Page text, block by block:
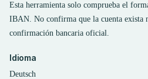
Esta herramienta solo comprueba el
IBAN. No confirma que la cuenta exista
confirmación bancaria oficial.
Idioma
Deutsch